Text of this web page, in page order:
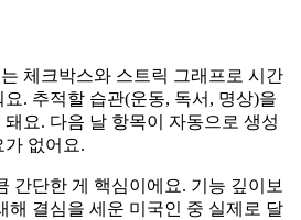
체크박스와 스트릭 그래프로 시간
. 추적할 습관(운동, 독서, 명상)을
요. 다음 날 항목이 자동으로 생성
가 없어요.
간단한 게 핵심이에요. 기능 깊이보
해 결심을 세운 미국인 중 실제로 달